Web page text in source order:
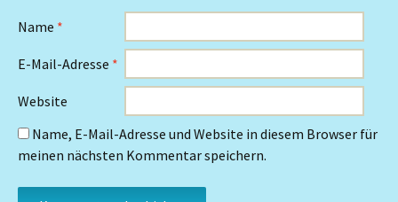
Name *
E-Mail-Adresse *
Website
Name, E-Mail-Adresse und Website in diesem Browser für
meinen nächsten Kommentar speichern.